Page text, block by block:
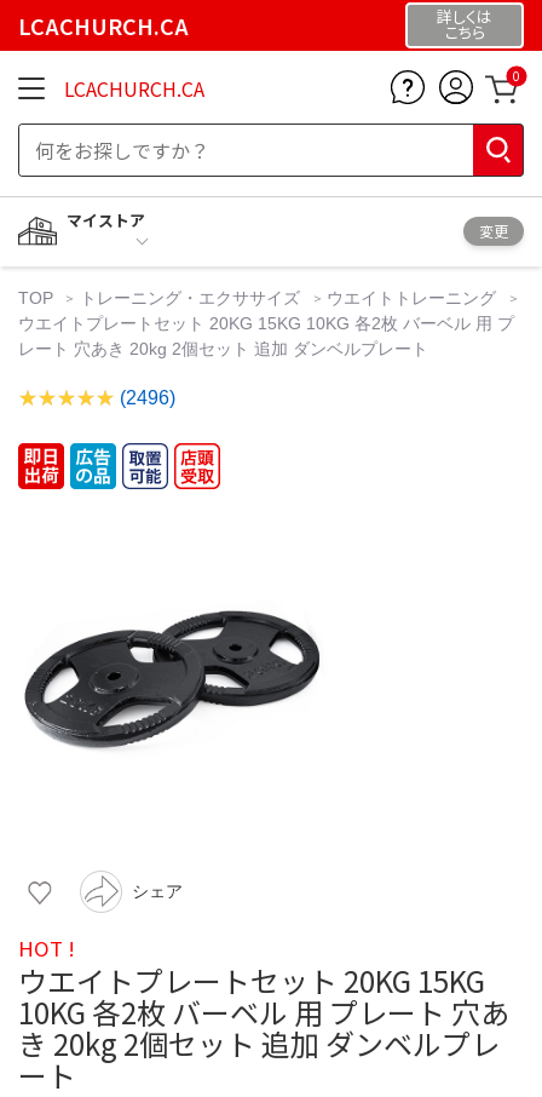
LCACHURCH.CA 詳しくは
こちら
LCACHURCH.CA 0
マイストア
変更
TOP トレーニング・エクササイズ
ウエイトトレーニング
ウエイトプレートセット 20KG 15KG 10KG 各2枚 バーベル 用 プ
レート 穴あき 20kg 2個セット 追加 ダンベルプレート
(2496)
シェア
HOT !
ウエイトプレートセット 20KG 15KG
10KG 各2枚 バーベル 用 プレート 穴あ
き 20kg 2個セット 追加 ダンベルプレ
ート